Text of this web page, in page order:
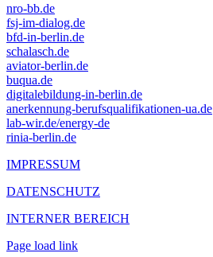
nro-bb.de
fsj-im-dialog.de
bfd-in-berlin.de
schalasch.de
aviator-berlin.de
buqua.de
digitalebildung-in-berlin.de
anerkennung-berufsqualifikationen-ua.de
lab-wir.de/energy-de
rinia-berlin.de
IMPRESSUM
DATENSCHUTZ
INTERNER BEREICH
Page load link